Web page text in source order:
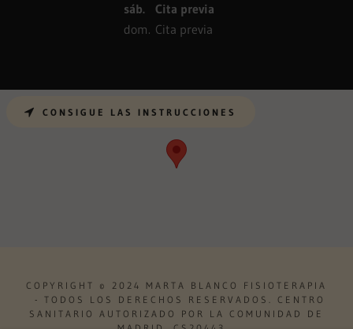
sáb.
Cita previa
dom. Cita previa
CONSIGUE LAS INSTRUCCIONES
COPYRIGHT © 2024 MARTA BLANCO FISIOTERAPIA
- TODOS LOS DERECHOS RESERVADOS. CENTRO
SANITARIO AUTORIZADO POR LA COMUNIDAD DE